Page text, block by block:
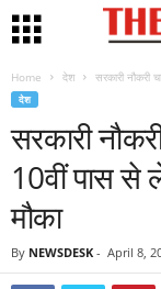
Home देश सरकारी नौकरी
देश
सरकारी
10वीं पास से
मौका
By NEWSDESK - April 8,